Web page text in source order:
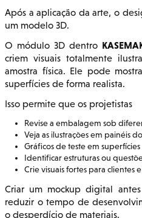
Após a aplicação da arte, o
um modelo 3D.
O módulo 3D dentro
criem visuais totalmente
amostra física. Ele pode
superfícies de forma realista.
Isso permite que os projetistas
Revise a embalagem sob
Veja as ilustrações em painéis
Gráficos de teste em
Identificar estruturas ou
Crie visuais fortes para clientes
Criar um mockup digital
reduzir o tempo de
o desperdício de materiais.